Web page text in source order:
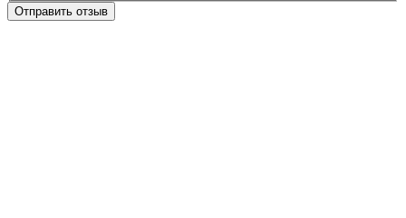
Отправить отзыв